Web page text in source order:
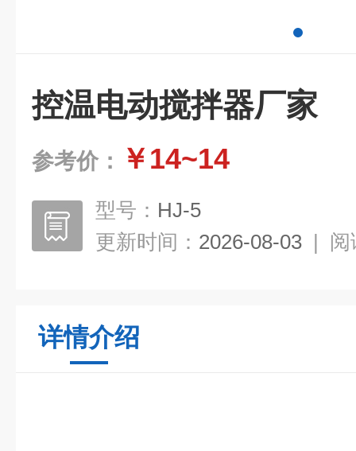
控温电动搅拌器厂家
参考价： ￥14~14
型号： HJ-5
更新时间： 2026-08-03 | 阅
详情介绍